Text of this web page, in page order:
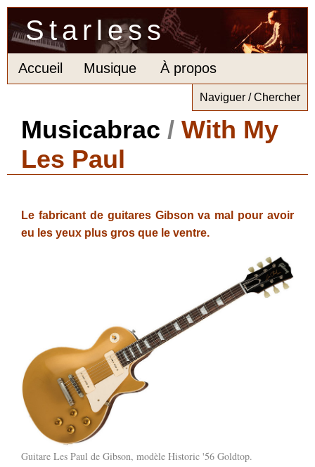
Starless
Accueil Musique À propos
Naviguer / Chercher
Musicabrac / With My
Les Paul
Le fabricant de guitares Gibson va mal pour avoir
eu les yeux plus gros que le ventre.
Guitare Les Paul de Gibson, modèle Historic '56 Goldtop.